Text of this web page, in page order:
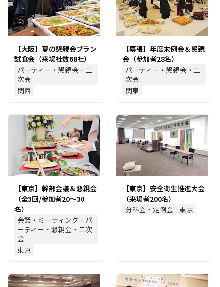
【大阪】夏の懇親会プラン
試食会（来場社数68社）
パーティー・懇親会・二
次会
関西
【幕張】年度末例会＆懇親
会（参加者28名）
パーティー・懇親会・二
次会
関東
【東京】幹部会議＆懇親会
（全3回/参加者20～30
名）
会議・ミーティング・パ
ーティー・懇親会・二次
会
東京
【東京】安全衛生推進大会
（来場者200名）
分科会・定例会 東京